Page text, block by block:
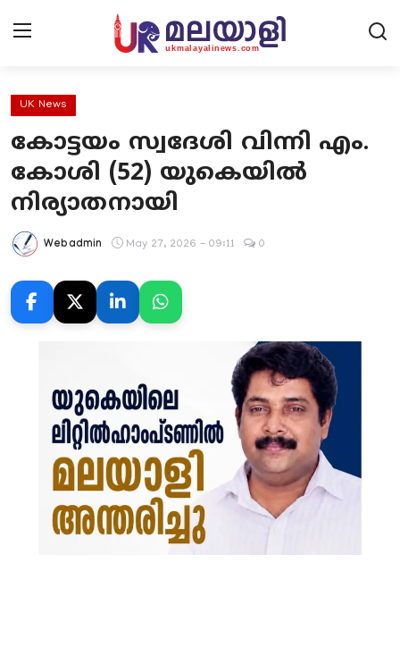
Home
Contact Us
UK News
Europe News
National
Gulf News
World
Health
UK News
കോട്ടയം സ്വദേശി വിന്നി എം.
കോശി (52) യുകെയിൽ
നിര്യാതനായി
Webadmin May 27, 2026 - 09:11 0